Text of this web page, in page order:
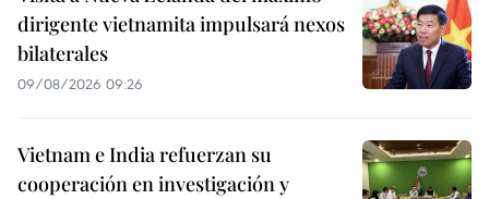
dirigente vietnamita impulsará nexos
bilaterales
09/08/2026 09:26
Vietnam e India refuerzan su
cooperación en investigación y